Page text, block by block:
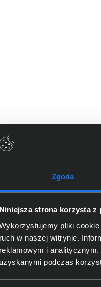
Zgoda
Niniejsza strona korzysta z
pliki
ruch w naszej witrynie.
reklamowym i
uzyskanymi podczas